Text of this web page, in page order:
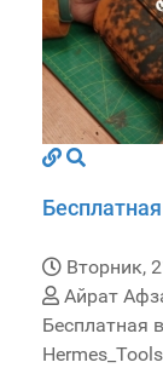
Вторник,
Айрат
Бесплатная